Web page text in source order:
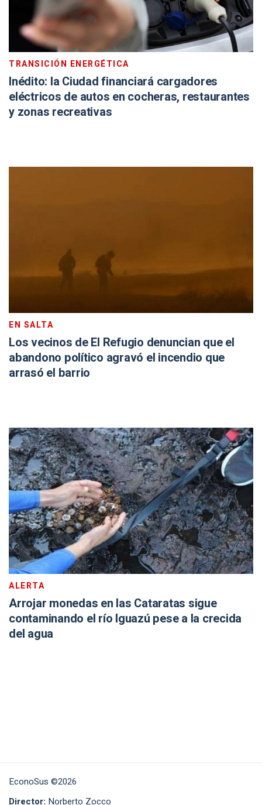
TRANSICIÓN ENERGÉTICA
Inédito: la Ciudad financiará cargadores
eléctricos de autos en cocheras, restaurantes
y zonas recreativas
EN SALTA
Los vecinos de El Refugio denuncian que el
abandono político agravó el incendio que
arrasó el barrio
ALERTA
Arrojar monedas en las Cataratas sigue
contaminando el río Iguazú pese a la crecida
del agua
EconoSus ©2026
Director: Norberto Zocco